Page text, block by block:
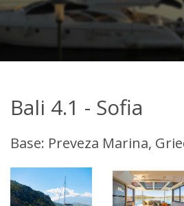
Bali 4.1 - Sofia
Base: Preveza Marina,